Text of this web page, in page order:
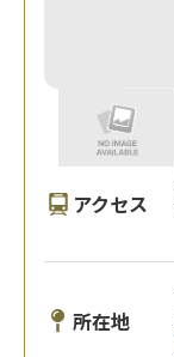
アクセス
所在地